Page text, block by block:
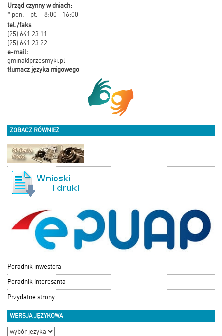
Urząd czynny w dniach:
* pon. - pt. – 8:00 - 16:00
tel./faks
(25) 641 23 11
(25) 641 23 22
e-mail:
gmina@przesmyki.pl
tłumacz języka migowego
ZOBACZ RÓWNIEŻ
Poradnik inwestora
Poradnik interesanta
Przydatne strony
WERSJA JĘZYKOWA